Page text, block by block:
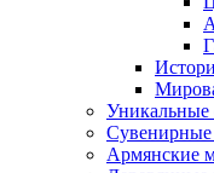
Уникальные
Армянские